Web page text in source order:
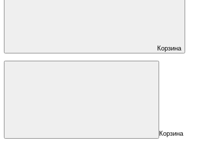
Корзина
Корзина